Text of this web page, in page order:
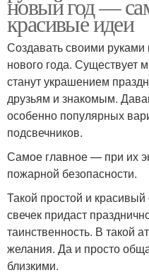
новый год —
красивые идеи
Создавать своими
нового года. Существует
станут украшением
друзьям и знакомым.
особенно популярных
подсвечников.
Самое главное — при их
пожарной безопасности.
Такой простой и
свечек придаст
таинственность. В такой
желания. Да и просто
близкими.